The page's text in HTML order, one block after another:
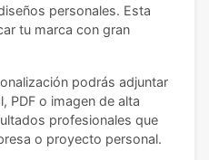
personales. Esta
tu marca con gran
podrás adjuntar
PDF o imagen de alta
profesionales que
o proyecto personal.